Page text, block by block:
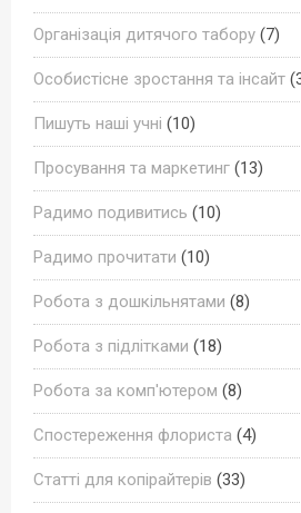
Організація дитячого табору (7)
Особистісне зростання та інсайт
Пишуть наші учні (10)
Просування та маркетинг (13)
Радимо подивитись (10)
Радимо прочитати (10)
Робота з дошкільнятами (8)
Робота з підлітками (18)
Робота за комп'ютером (8)
Спостереження флориста (4)
Статті для копірайтерів (33)